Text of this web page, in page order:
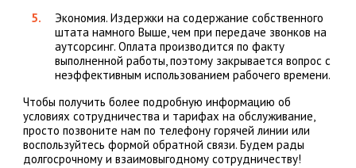
Экономия. Издержки на содержание собственного
штата намного Выше, чем при передаче звонков на
аутсорсинг. Оплата производится по факту
выполненной работы, поэтому закрывается вопрос с
неэффективным использованием рабочего времени.
Чтобы получить более подробную информацию об
условиях сотрудничества и тарифах на обслуживание,
просто позвоните нам по телефону горячей линии или
воспользуйтесь формой обратной связи. Будем рады
долгосрочному и взаимовыгодному сотрудничеству!